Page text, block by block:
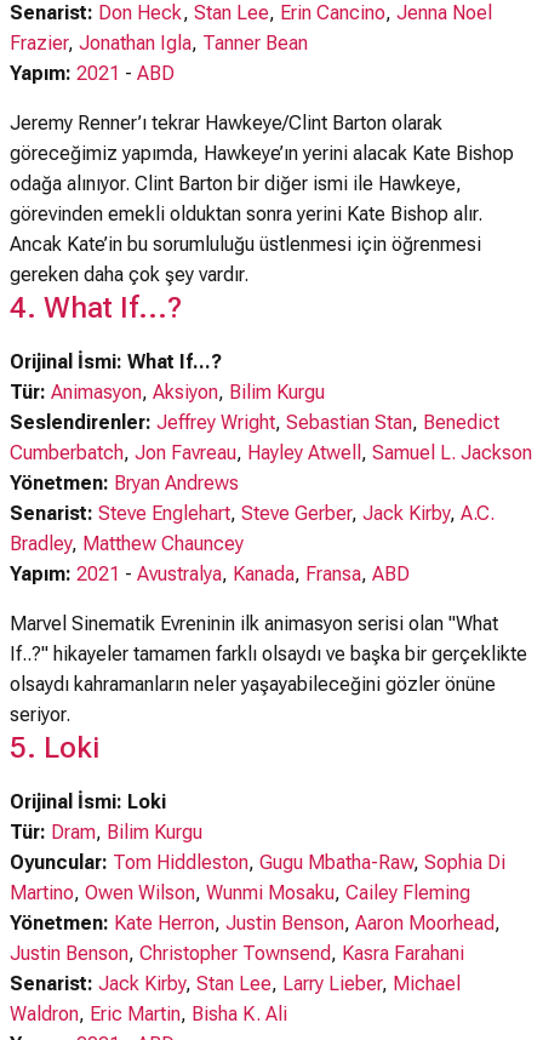
Senarist: Don Heck, Stan Lee, Erin Cancino, Jenna Noel
Frazier, Jonathan Igla, Tanner Bean
Yapım: 2021 - ABD
Jeremy Renner’ı tekrar Hawkeye/Clint Barton olarak
göreceğimiz yapımda, Hawkeye’ın yerini alacak Kate Bishop
odağa alınıyor. Clint Barton bir diğer ismi ile Hawkeye,
görevinden emekli olduktan sonra yerini Kate Bishop alır.
Ancak Kate’in bu sorumluluğu üstlenmesi için öğrenmesi
gereken daha çok şey vardır.
4. What If...?
Orijinal İsmi: What If...?
Tür: Animasyon, Aksiyon, Bilim Kurgu
Seslendirenler: Jeffrey Wright, Sebastian Stan, Benedict
Cumberbatch, Jon Favreau, Hayley Atwell , Samuel L. Jackson
Yönetmen: Bryan Andrews
Senarist: Steve Englehart, Steve Gerber, Jack Kirby, A.C.
Bradley, Matthew Chauncey
Yapım: 2021 - Avustralya, Kanada, Fransa, ABD
Marvel Sinematik Evreninin ilk animasyon serisi olan "What
If..?" hikayeler tamamen farklı olsaydı ve başka bir gerçeklikte
olsaydı kahramanların neler yaşayabileceğini gözler önüne
seriyor.
5. Loki
Orijinal İsmi: Loki
Tür: Dram, Bilim Kurgu
Oyuncular: Tom Hiddleston, Gugu Mbatha-Raw, Sophia Di
Martino, Owen Wilson, Wunmi Mosaku, Cailey Fleming
Yönetmen: Kate Herron, Justin Benson, Aaron Moorhead,
Justin Benson, Christopher Townsend, Kasra Farahani
Senarist: Jack Kirby, Stan Lee, Larry Lieber, Michael
Waldron, Eric Martin, Bisha K. Ali